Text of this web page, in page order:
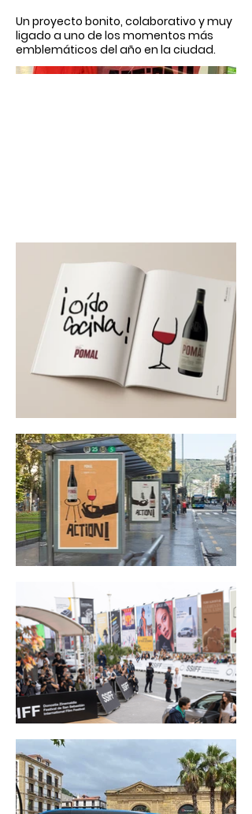
Un proyecto bonito, colaborativo y muy
ligado a uno de los momentos más
emblemáticos del año en la ciudad.